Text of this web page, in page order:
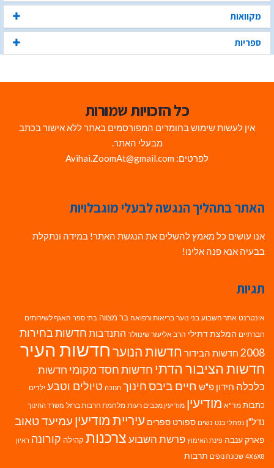
מקוואות
ספריות
כל הזכויות שמורות
אין לעשות שימוש בחומרים המפורסמים באתר ללא אישור בכתב
מבעלי האתר.
לפרטים: Avihai.ZoomAt@gmail.com
האתר בתהליך הנגשה לבעלי מוגבלויות
אנו עושים כל מאמץ להשלים את הנגשת האתר! במידה ונתקלת
בבעיה אנא פנה אלינו!
תגיות
אינטרנט אתר השבוע בני נוער בריאות ורפואה בר מצווה בתי ספר האגף לשירותים
חברתיים המלצת דתילי הרב אליעזר שינוולד התנדבות חדשות בחירות
2008 חדשות הבידור חדשות הנוערחדשות העיר
חדשות הציבור הדתי חדשות חסד מקומי חדשות
כלכלה חידון פ"ש חיים ביבסחינוך חנוכה טיולים וטבע ילדים
כתבות מד"א מודיעין מודיעין מכבים רעות מלחמת חרבות ברזל משרד החינוך
נדל"ן נפתלי בנט נשים ספורט ספרים עיריית מודיעין עמיעד טאוב
פארק ענבה פינת האימוץ פרשת השבועצרכנות קהילה קורונה ראיון
4X6X8 שכונת נופים תרבות